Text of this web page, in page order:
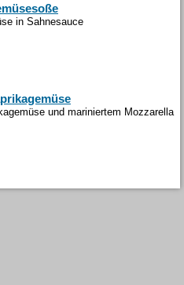
in Sahnesauce
und mariniertem Mozzarella